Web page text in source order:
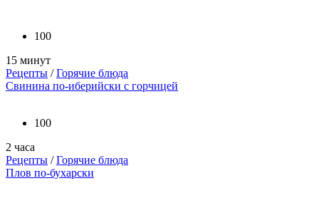
100
15 минут
Рецепты /Горячие блюда
Свинина по-иберийски с горчицей
100
2 часа
Рецепты /Горячие блюда
Плов по-бухарски